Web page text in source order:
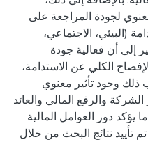
لجودة المراجعة على
(البيئي، الاجتماعي،
إلى أن فعالية جودة
الكلي عن الاستدامة،
ذلك وجود تأثير معنوي
والرفع المالي والعائد
يؤكد دور العوامل المالية
تأييد نتائج البحث من خلال